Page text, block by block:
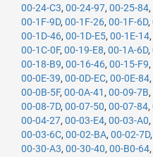
00-24-C3, 00-24-97, 00-25-84,
00-1F-9D, 00-1F-26, 00-1F-6D,
00-1D-46, 00-1D-E5, 00-1E-14,
00-1C-0F, 00-19-E8, 00-1A-6D,
00-18-B9, 00-16-46, 00-15-F9,
00-0E-39, 00-0D-EC, 00-0E-84,
00-0B-5F, 00-0A-41 , 00-09-7B,
00-08-7D, 00-07-50, 00-07-84,
00-04-27, 00-03-E4, 00-03-A0,
00-03-6C, 00-02-BA, 00-02-7D,
00-30-A3, 00-30-40, 00-B0-64,